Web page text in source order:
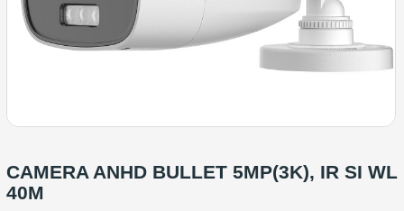
CAMERA ANHD BULLET 5MP(3K), IR SI WL
40M